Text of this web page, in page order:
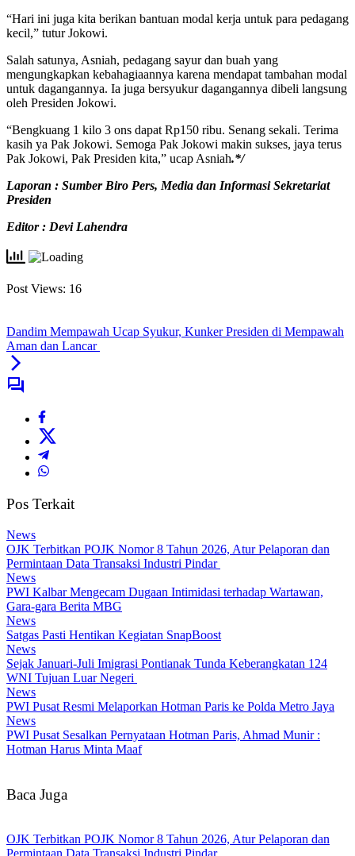
“Hari ini juga kita berikan bantuan modal kerja untuk para pedagang
kecil,” tutur Jokowi.
Salah satunya, Asniah, pedagang sayur dan buah yang
mengungkapkan kebahagiaannya karena mendapat tambahan modal
untuk dagangannya. Ia juga bersyukur dagangannya dibeli langsung
oleh Presiden Jokowi.
“Bengkuang 1 kilo 3 ons dapat Rp150 ribu. Senang sekali. Terima
kasih ya Pak Jokowi. Semoga Pak Jokowi makin sukses, jaya terus
Pak Jokowi, Pak Presiden kita,” ucap Asniah.*/
Laporan : Sumber Biro Pers, Media dan Informasi Sekretariat
Presiden
Editor : Devi Lahendra
Post Views: 16
Dandim Mempawah Ucap Syukur, Kunker Presiden di Mempawah
Aman dan Lancar
Pos Terkait
News
OJK Terbitkan POJK Nomor 8 Tahun 2026, Atur Pelaporan dan
Permintaan Data Transaksi Industri Pindar
News
PWI Kalbar Mengecam Dugaan Intimidasi terhadap Wartawan,
Gara-gara Berita MBG
News
Satgas Pasti Hentikan Kegiatan SnapBoost
News
Sejak Januari-Juli Imigrasi Pontianak Tunda Keberangkatan 124
WNI Tujuan Luar Negeri
News
PWI Pusat Resmi Melaporkan Hotman Paris ke Polda Metro Jaya
News
PWI Pusat Sesalkan Pernyataan Hotman Paris, Ahmad Munir :
Hotman Harus Minta Maaf
Baca Juga
OJK Terbitkan POJK Nomor 8 Tahun 2026, Atur Pelaporan dan